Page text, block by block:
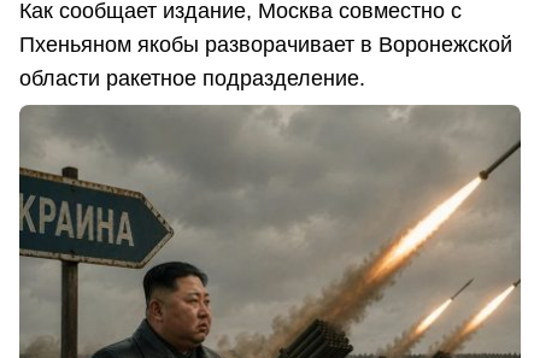
Как сообщает издание, Москва совместно с
Пхеньяном якобы разворачивает в Воронежской
области ракетное подразделение.